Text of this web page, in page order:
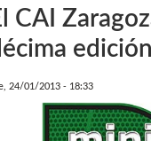
CAI
edición
24/01/2013 - 18:33